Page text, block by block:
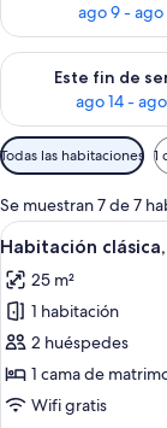
ago 9 - ago
Este fin de
ago 14 -
Consulta la
Filtros
disponibles
para
las
habitaciones
Todas las habitaciones 1
Se muestran 7 de 7
Abrir
todas
las
fotos
de
Habitación
clásica,
9
Habitación
25 m²
1 habitación
2 huéspedes
1 cama de
Wifi gratis